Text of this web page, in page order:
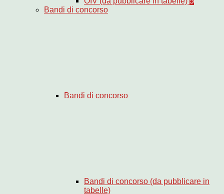
Bandi di concorso
Bandi di concorso
Bandi di concorso (da pubblicare in
tabelle)